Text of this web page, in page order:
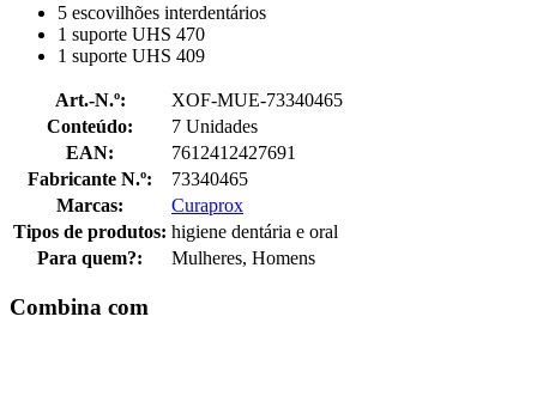
5 escovilhões interdentários
1 suporte UHS 470
1 suporte UHS 409
Art.-N.º:
XOF-MUE-73340465
Conteúdo:
7 Unidades
EAN:
7612412427691
Fabricante N.º:
73340465
Marcas:
Curaprox
Tipos de produtos: higiene dentária e oral
Para quem?:
Mulheres, Homens
Combina com